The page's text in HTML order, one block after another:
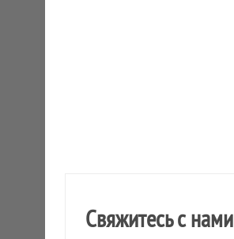
Свяжитесь с нами